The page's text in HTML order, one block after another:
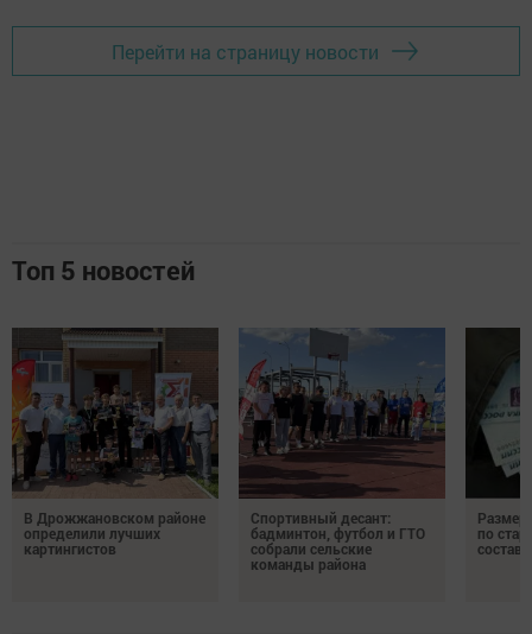
Перейти на страницу новости
Топ 5 новостей
В Дрожжановском районе
определили лучших
картингистов
Спортивный десант:
бадминтон, футбол и ГТО
собрали сельские
команды района
Размер
по